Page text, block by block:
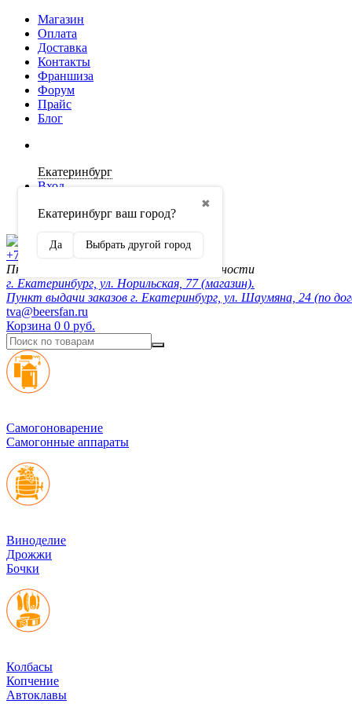
Магазин
Оплата
Доставка
Контакты
Франшиза
Форум
Прайс
Блог
Екатеринбург
✖
Екатеринбург ваш город?
Да Выбрать другой город
Вход
Регистрация
+7 (902) 872-54-70
Пн-Пт 10:00-20:00, сб-вск по договорённости
г. Екатеринбург, ул. Норильская, 77 (магазин).
Пункт выдачи заказов г. Екатеринбург, ул. Шаумяна, 24 (по
tva@beersfan.ru
Корзина 0 0 руб.
Cамогоноварение
Самогонные аппараты
Виноделие
Дрожжи
Бочки
Колбасы
Копчение
Автоклавы